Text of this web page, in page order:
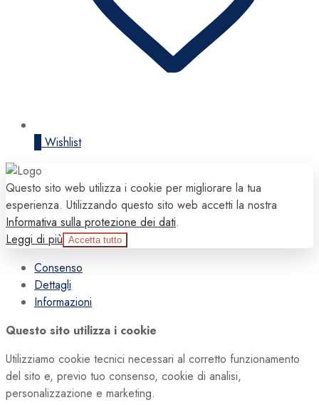
Wishlist
Questo sito web utilizza i cookie per migliorare la tua
esperienza. Utilizzando questo sito web accetti la nostra
Informativa sulla protezione dei dati.
Leggi di più Accetta tutto
Consenso
Dettagli
Informazioni
Questo sito utilizza i cookie
Utilizziamo cookie tecnici necessari al corretto funzionamento
del sito e, previo tuo consenso, cookie di analisi,
personalizzazione e marketing.